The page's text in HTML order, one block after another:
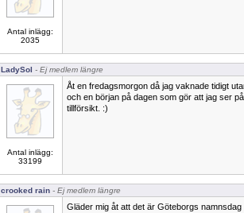
Antal inlägg:
2035
LadySol - Ej medlem längre
Antal inlägg:
33199
Åt en fredagsmorgon då jag vaknade tidigt
och en början på dagen som gör att jag ser
tillförsikt. :)
crooked rain - Ej medlem längre
Gläder mig åt att det är Göteborgs namnsdag